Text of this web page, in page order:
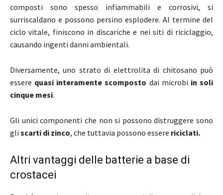
composti sono spesso infiammabili e corrosivi, si
surriscaldano e possono persino esplodere. Al termine del
ciclo vitale, finiscono in discariche e nei siti di riciclaggio,
causando ingenti danni ambientali.
Diversamente, uno strato di elettrolita di chitosano può
essere quasi interamente scomposto dai microbi in soli
cinque mesi.
Gli unici componenti che non si possono distruggere sono
gli scarti di zinco, che tuttavia possono essere riciclati.
Altri vantaggi delle batterie a base di
crostacei